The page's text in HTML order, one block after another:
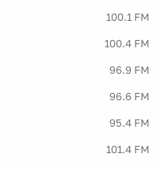
100.1 FM
100.4 FM
96.9 FM
96.6 FM
95.4 FM
101.4 FM